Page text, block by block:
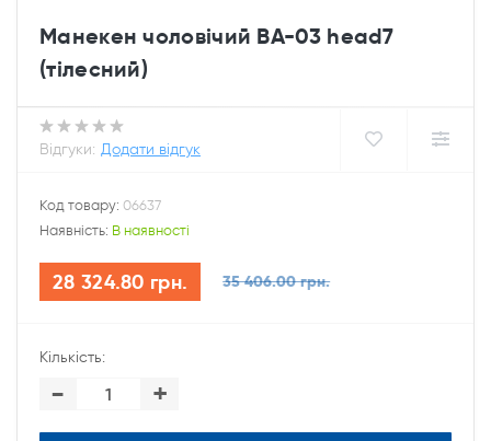
Манекен чоловічий ВA-03 head7
(тілесний)
Відгуки: Додати відгук
Код товару: 06637
Наявність: В наявності
28 324.80 грн. 35 406.00 грн.
Кількість:
- +